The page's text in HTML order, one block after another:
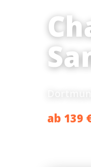
ab 139